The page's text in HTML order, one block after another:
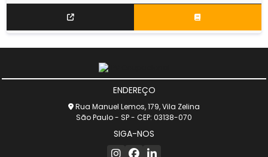
ENDEREÇO
Rua Manuel Lemos, 179, Vila Zelina
São Paulo - SP - CEP: 03138-070
SIGA-NOS